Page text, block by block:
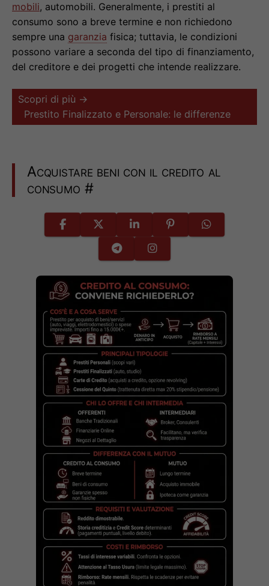
mobili, automobili. Generalmente, i prestiti al
consumo sono a breve termine e non richiedono
sempre una garanzia fisica; tuttavia, le condizioni
possono variare a seconda del tipo di finanziamento,
del creditore e dei progetti che intende realizzare.
Scopri di più →
Prestito Finalizzato e Personale: le differenze
Acquistare beni con il credito al
consumo #